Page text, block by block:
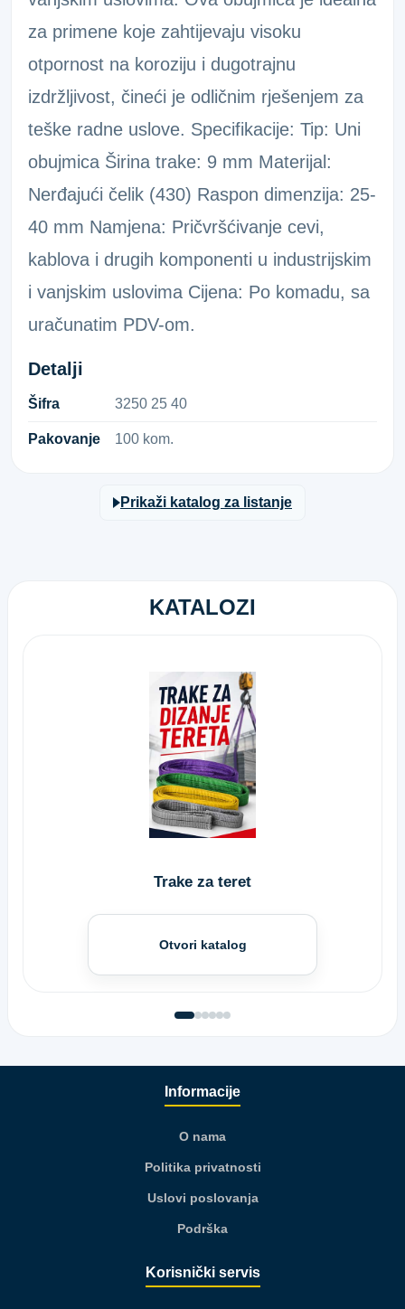
za primene koje zahtijevaju visoku
otpornost na koroziju i dugotrajnu
izdržljivost, čineći je odličnim rješenjem za
teške radne uslove. Specifikacije: Tip: Uni
obujmica Širina trake: 9 mm Materijal:
Nerđajući čelik (430) Raspon dimenzija: 25-
40 mm Namjena: Pričvršćivanje cevi,
kablova i drugih komponenti u industrijskim
i vanjskim uslovima Cijena: Po komadu, sa
uračunatim PDV-om.
Detalji
Šifra 3​2​5​0​ ​2​5​ ​4​0​
Pakovanje 100 kom.
Prikaži katalog za listanje
KATALOZI
Trake za teret
Otvori katalog
Informacije
O nama
Politika privatnosti
Uslovi poslovanja
Podrška
Korisnički servis